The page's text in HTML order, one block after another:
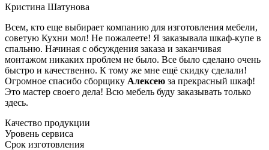
Кристина Шатунова
Всем, кто еще выбирает компанию для изготовления мебели,
советую Кухни мол! Не пожалеете! Я заказывала шкаф-купе в
спальню. Начиная с обсуждения заказа и заканчивая
монтажом никаких проблем не было. Все было сделано очень
быстро и качественно. К тому же мне ещё скидку сделали!
Огромное спасибо сборщику Алексею за прекрасный шкаф!
Это мастер своего дела! Всю мебель буду заказывать только
здесь.
Качество продукции
Уровень сервиса
Срок изготовления